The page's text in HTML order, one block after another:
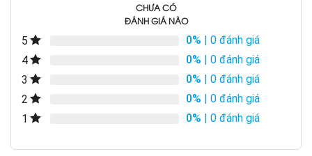
CHƯA CÓ
ĐÁNH GIÁ NÀO
5 0% | 0 đánh giá
4
0% | 0 đánh giá
3
0% | 0 đánh giá
2
0% | 0 đánh giá
1
0% | 0 đánh giá